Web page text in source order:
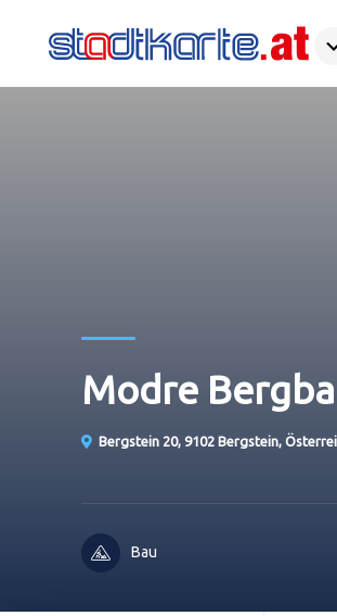
Modre
Bergstein 20, 9102 Bergstein,
Bau